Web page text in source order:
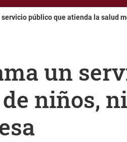
público que atienda la salud
un
niños,